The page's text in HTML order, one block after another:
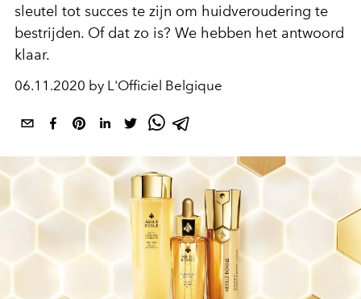
sleutel tot succes te zijn om huidveroudering te
bestrijden. Of dat zo is? We hebben het antwoord
klaar.
06.11.2020 by L'Officiel Belgique